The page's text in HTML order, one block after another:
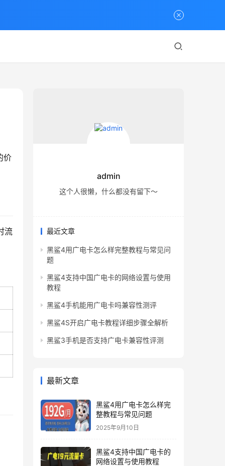
价
流
admin
这个人很懒，什么都没有留下～
最近文章
黑鲨4用广电卡怎么样完整教程与常见问
题
黑鲨4支持中国广电卡的网络设置与使用
教程
黑鲨4手机能用广电卡吗兼容性测评
黑鲨4S开启广电卡教程详细步骤全解析
黑鲨3手机是否支持广电卡兼容性评测
最新文章
黑鲨4用广电卡怎么样完
整教程与常见问题
2025年9月10日
黑鲨4支持中国广电卡的
网络设置与使用教程